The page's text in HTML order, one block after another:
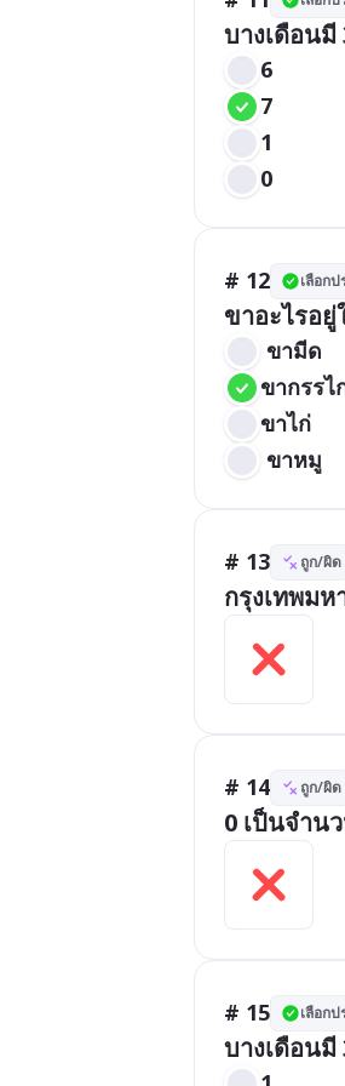
บางเดือน
6
7
1
0
# 12 เลือกป
ขาอะไรอ
ขามีด
ขากรรไ
ขาไก่
ขาหมู
# 13 ถูก/ผิด
กรุงเทพม
# 14 ถูก/ผิด
0 เป็นจำน
# 15 เลือกป
บางเดือน